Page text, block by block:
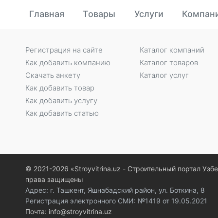
Главная Товары Услуги
Регистрация на сайте
Как добавить компанию
Скачать анкету
Как добавить товар
Как добавить услугу
Как добавить статью
Каталог компаний
Каталог товаров
Каталог услуг
© 2021-2026 «Stroyvitrina.uz - Строительный портал
права защищены
Адрес: г. Ташкент, Яшнабадский район, ул. Боткина, 8
Регистрация электронного СМИ: №1419 от 19.05.2021
Почта: info@stroyvitrina.uz